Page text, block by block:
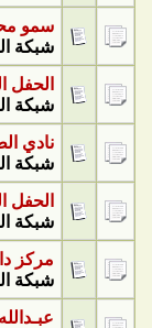
سمو
شبكة
الحفل
شبكة
نادي
شبكة
الحفل
شبكة
مركز
شبكة